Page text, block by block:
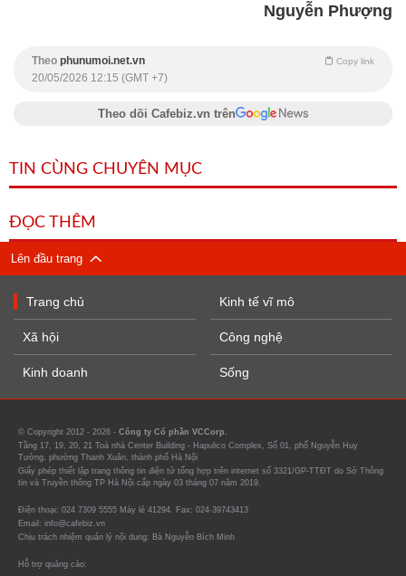
Nguyễn Phượng
Theo phunumoi.net.vn Copy link
20/05/2026 12:15 (GMT +7)
Theo dõi Cafebiz.vn trên
TIN CÙNG CHUYÊN MỤC
ĐỌC THÊM
Lên đầu trang
Trang chủ
Xã hội
Kinh doanh
Kinh tế vĩ mô
Công nghệ
Sống
© Copyright 2012 - 2026 - Công ty Cổ phần VCCorp.
Tầng 17, 19, 20, 21 Toà nhà Center Building - Hapulico Complex, Số 01, phố Nguyễn Huy
Tưởng, phường Thanh Xuân, thành phố Hà Nội
Giấy phép thiết lập trang thông tin điện tử tổng hợp trên internet số 3321/GP-TTĐT do Sở Thông
tin và Truyền thông TP Hà Nội cấp ngày 03 tháng 07 năm 2019.
Điện thoại: 024 7309 5555 Máy lẻ 41294. Fax: 024-39743413
Email: info@cafebiz.vn
Chịu trách nhiệm quản lý nội dung: Bà Nguyễn Bích Minh
Hỗ trợ quảng cáo: